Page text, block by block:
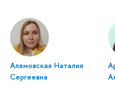
Алямовская Наталия
Сергеевна